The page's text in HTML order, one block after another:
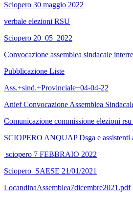
Sciopero 30 maggio 2022
verbale elezioni RSU
Sciopero 20_05_2022
Convocazione assemblea sindacale
Pubblicazione Liste
Ass.+sind.+Provinciale+04-04-22
Anief Convocazione Assemblea
Comunicazione commissione elezioni rsu
SCIOPERO ANQUAP Dsga e assistenti
sciopero 7 FEBBRAIO 2022
Sciopero SAESE 21/01/2021
LocandinaAssemblea7dicembre2021.pdf